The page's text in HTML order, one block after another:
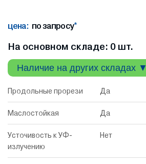
цена: по запросу*
На основном складе: 0 шт.
Наличие на других складах ▼
Продольные прорези Да
Маслостойкая Да
Усточивость к УФ-
излучению
Нет